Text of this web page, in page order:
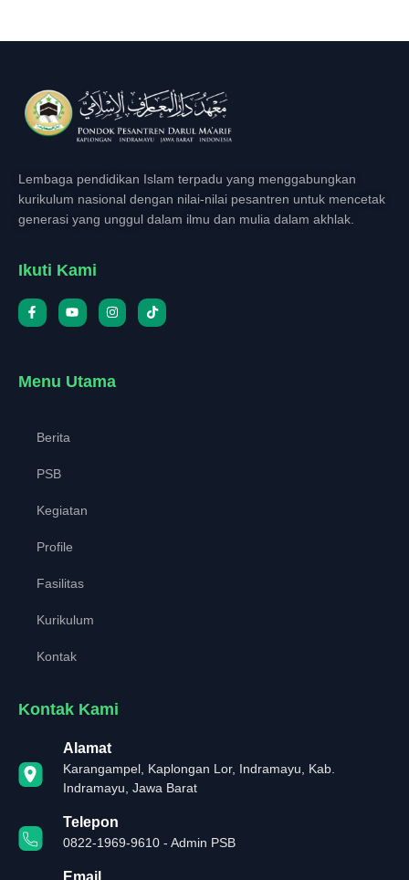
Lembaga pendidikan Islam terpadu yang menggabungkan
kurikulum nasional dengan nilai-nilai pesantren untuk mencetak
generasi yang unggul dalam ilmu dan mulia dalam akhlak.
Ikuti Kami
Menu Utama
Berita
PSB
Kegiatan
Profile
Fasilitas
Kurikulum
Kontak
Kontak Kami
Alamat
Karangampel, Kaplongan Lor, Indramayu, Kab.
Indramayu, Jawa Barat
Telepon
0822-1969-9610 - Admin PSB
Email